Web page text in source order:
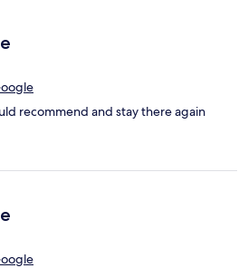
recommend and stay there again